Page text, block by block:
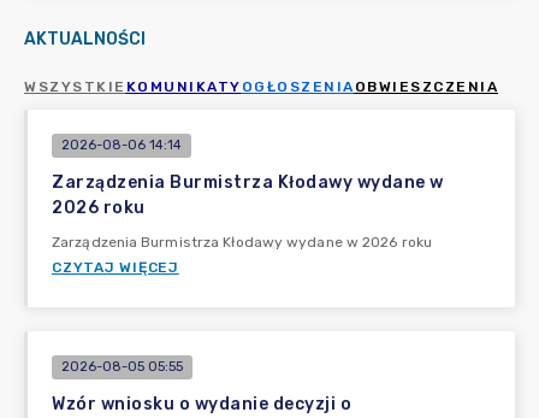
AKTUALNOŚCI
WSZYSTKIE KOMUNIKATY OGŁOSZENIA OBWIESZCZENIA
2026-08-06 14:14
Zarządzenia Burmistrza Kłodawy wydane w
2026 roku
Zarządzenia Burmistrza Kłodawy wydane w 2026 roku
CZYTAJ WIĘCEJ
2026-08-05 05:55
Wzór wniosku o wydanie decyzji o